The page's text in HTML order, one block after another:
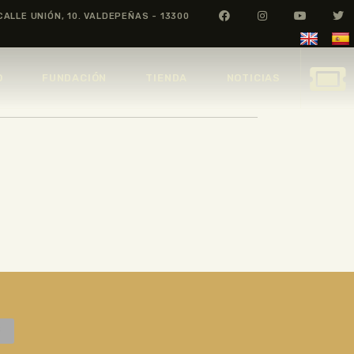
UNIÓN, 10. VALDEPEÑAS - 13300